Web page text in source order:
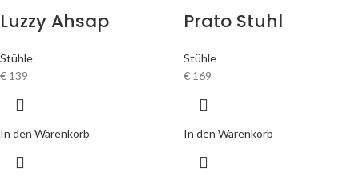
Luzzy Ahsap
Stühle
€ 139
In den Warenkorb
Prato Stuhl
Stühle
€ 169
In den Warenkorb